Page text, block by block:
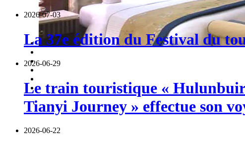
2026-07-03
La 37e édition du Festival du
2026-06-29
Le train touristique « Hulunbuir
Tianyi Journey » effectue son
2026-06-22